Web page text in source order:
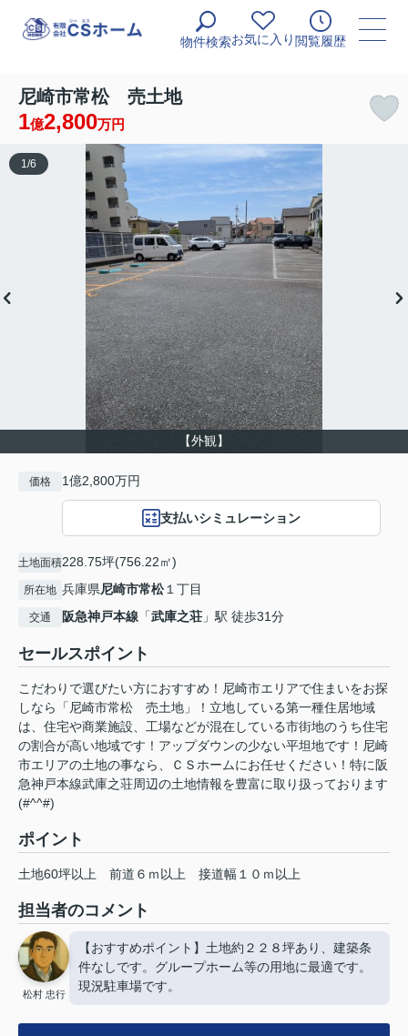
物件検索お気に入り 閲覧履歴
尼崎市常松 売土地
1億2,800万円
【外観】
1 /6
価格 1億2,800万円
支払いシミュレーション
土地面積228.75坪(756.22㎡)
所在地 兵庫県尼崎市常松１丁目
交通 阪急神戸本線 「武庫之荘 」駅 徒歩31分
セールスポイント
こだわりで選びたい方におすすめ！尼崎市エリアで住まいをお探
しなら「尼崎市常松 売土地」！立地している第一種住居地域
は、住宅や商業施設、工場などが混在している市街地のうち住宅
の割合が高い地域です！アップダウンの少ない平坦地です！尼崎
市エリアの土地の事なら、ＣＳホームにお任せください！特に阪
急神戸本線武庫之荘周辺の土地情報を豊富に取り扱っております
(#^^#)
ポイント
土地60坪以上 前道６ｍ以上 接道幅１０ｍ以上
担当者のコメント
松村 忠行
【おすすめポイント】土地約２２８坪あり、建築条
件なしです。グループホーム等の用地に最適です。
現況駐車場です。